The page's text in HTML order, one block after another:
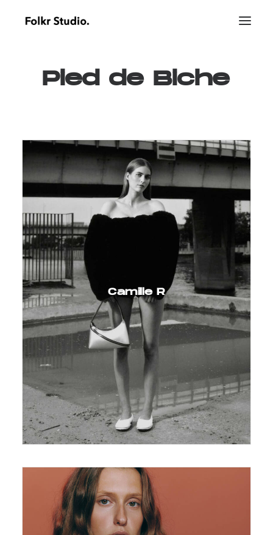
Pied de Biche
Camille R